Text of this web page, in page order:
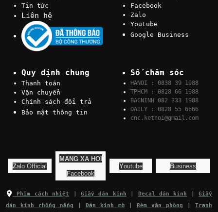
Tin tức
Liên hệ
Facebook
Zalo
Youtube
Google Business
Quy định chung
Thanh toán
Vận chuyển
Chính sách đổi trả
Bảo mật thông tin
Số chăm sóc
HANOI : 0838 39 1988
TPHCM : 0828 66 1988
BACNINH 082 333 1988
DAILY : 0828 55 6666
cnc.ketnoi@gmail.com
Zalo Official
MANG XA HOI
Facebook
Youtube Business
Phim cách nhiệt Giấy dán kính Decal dán kính |Giấy
dán kính chống nắng
Dán kính mờ Rèm văn phòng |Tranh